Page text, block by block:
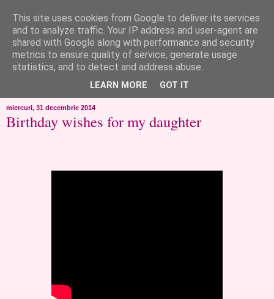
like ?...or not!
..de toate!!!!!..alandala...cum imi trec prin minte..si cum am
chef..incercate pe pielea mea..
miercuri, 31 decembrie 2014
Birthday wishes for my daughter
This site uses cookies from Google to deliver its services
and to analyze traffic. Your IP address and user-agent are
shared with Google along with performance and security
metrics to ensure quality of service, generate usage
statistics, and to detect and address abuse.
LEARN MORE GOT IT